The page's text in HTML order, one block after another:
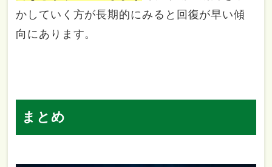
かしていく方が長期的にみると回復が早い傾
向にあります。
まとめ